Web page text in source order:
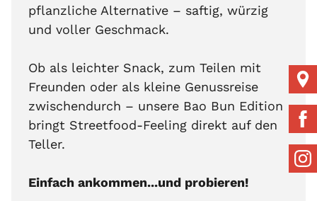
pflanzliche Alternative – saftig, würzig
und voller Geschmack.
Ob als leichter Snack, zum Teilen mit
Freunden oder als kleine Genussreise
zwischendurch – unsere Bao Bun Edition
bringt Streetfood-Feeling direkt auf den
Teller.
Einfach ankommen...und probieren!